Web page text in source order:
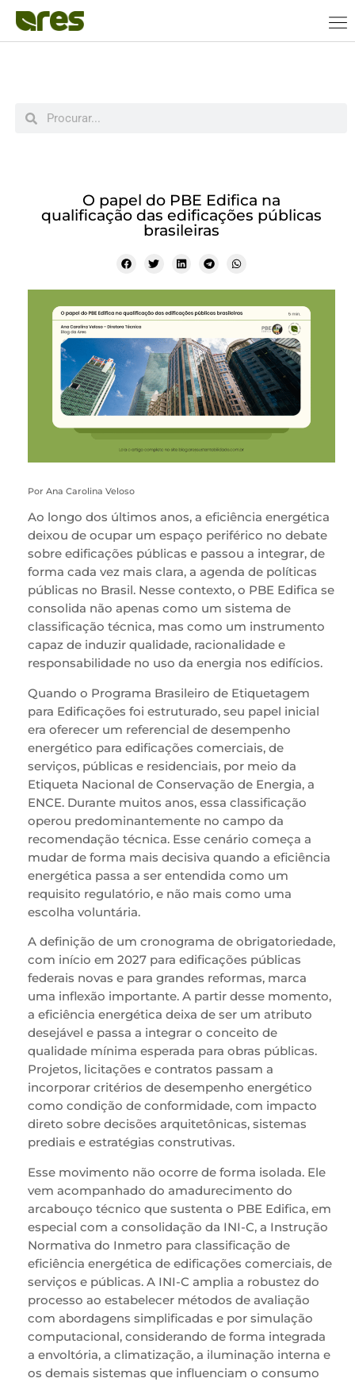
O papel do PBE Edifica na
qualificação das edificações públicas
brasileiras
Por Ana Carolina Veloso
Ao longo dos últimos anos, a eficiência energética
deixou de ocupar um espaço periférico no debate
sobre edificações públicas e passou a integrar, de
forma cada vez mais clara, a agenda de políticas
públicas no Brasil. Nesse contexto, o PBE Edifica se
consolida não apenas como um sistema de
classificação técnica, mas como um instrumento
capaz de induzir qualidade, racionalidade e
responsabilidade no uso da energia nos edifícios.
Quando o Programa Brasileiro de Etiquetagem
para Edificações foi estruturado, seu papel inicial
era oferecer um referencial de desempenho
energético para edificações comerciais, de
serviços, públicas e residenciais, por meio da
Etiqueta Nacional de Conservação de Energia, a
ENCE. Durante muitos anos, essa classificação
operou predominantemente no campo da
recomendação técnica. Esse cenário começa a
mudar de forma mais decisiva quando a eficiência
energética passa a ser entendida como um
requisito regulatório, e não mais como uma
escolha voluntária.
A definição de um cronograma de obrigatoriedade,
com início em 2027 para edificações públicas
federais novas e para grandes reformas, marca
uma inflexão importante. A partir desse momento,
a eficiência energética deixa de ser um atributo
desejável e passa a integrar o conceito de
qualidade mínima esperada para obras públicas.
Projetos, licitações e contratos passam a
incorporar critérios de desempenho energético
como condição de conformidade, com impacto
direto sobre decisões arquitetônicas, sistemas
prediais e estratégias construtivas.
Esse movimento não ocorre de forma isolada. Ele
vem acompanhado do amadurecimento do
arcabouço técnico que sustenta o PBE Edifica, em
especial com a consolidação da INI-C, a Instrução
Normativa do Inmetro para classificação de
eficiência energética de edificações comerciais, de
serviços e públicas. A INI-C amplia a robustez do
processo ao estabelecer métodos de avaliação
com abordagens simplificadas e por simulação
computacional, considerando de forma integrada
a envoltória, a climatização, a iluminação interna e
os demais sistemas que influenciam o consumo